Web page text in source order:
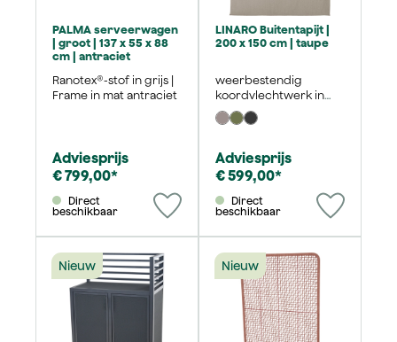
PALMA serveerwagen
| groot | 137 x 55 x 88
cm | antraciet
Ranotex®-stof in grijs |
Frame in mat antraciet
Adviesprijs
€ 799,00*
beschikbaar
LINARO Buitentapijt |
200 x 150 cm | taupe
weerbestendig
koordvlechtwerk in
taupe
Adviesprijs
€ 599,00*
beschikbaar
Nieuw Nieuw